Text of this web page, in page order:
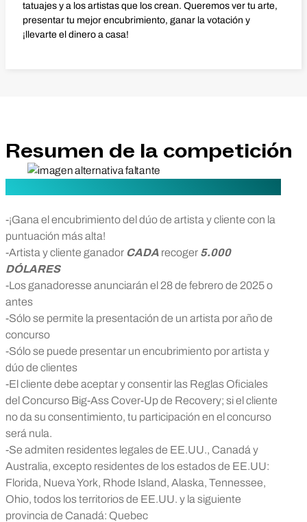
tatuajes y a los artistas que los crean. Queremos ver tu arte,
presentar tu mejor encubrimiento, ganar la votación y
¡llevarte el dinero a casa!
Resumen de la competición
-¡Gana el encubrimiento del dúo de artista y cliente con la
puntuación más alta!
-Artista y cliente ganador CADA recoger 5.000
DÓLARES
-Los ganadoresse anunciarán el 28 de febrero de 2025 o
antes
-Sólo se permite la presentación de un artista por año de
concurso
-Sólo se puede presentar un encubrimiento por artista y
dúo de clientes
-El cliente debe aceptar y consentir las Reglas Oficiales
del Concurso Big-Ass Cover-Up de Recovery; si el cliente
no da su consentimiento, tu participación en el concurso
será nula.
-Se admiten residentes legales de EE.UU., Canadá y
Australia, excepto residentes de los estados de EE.UU:
Florida, Nueva York, Rhode Island, Alaska, Tennessee,
Ohio, todos los territorios de EE.UU. y la siguiente
provincia de Canadá: Quebec